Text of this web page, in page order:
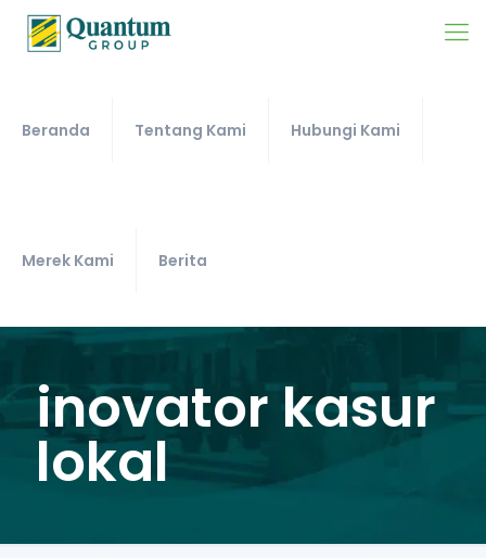
Beranda Tentang Kami Hubungi Kami
Merek Kami Berita
inovator kasur
lokal